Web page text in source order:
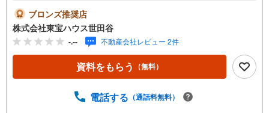
をいたします。■ご予約方法直接お電話ください。メールで
のご予約も承ります。突然のご来店でも対応可能です。事
前に鍵の手配が必要な場合がございます。お早目にご連絡
をいただけると、大変スムーズです。■その他、各種ご相談
もお気軽にどうぞ！◎ファイナンシャルプランナーによる
ライフシミュレーション・生活収支のキャッシュフローを
た資金計画のご提案・効果的な生命保険の見直し ◎住宅ロ
ブロンズ推奨店
株式会社東宝ハウス世田谷
-.-- 不動産会社レビュー 2件
資料をもらう （無料）
電話する （通話料無料）